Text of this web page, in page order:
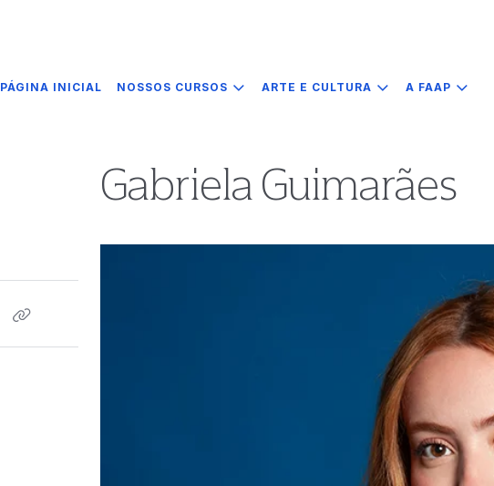
PÁGINA INICIAL NOSSOS CURSOS ARTE E CULTURA A FAAP
Gabriela Guimarães